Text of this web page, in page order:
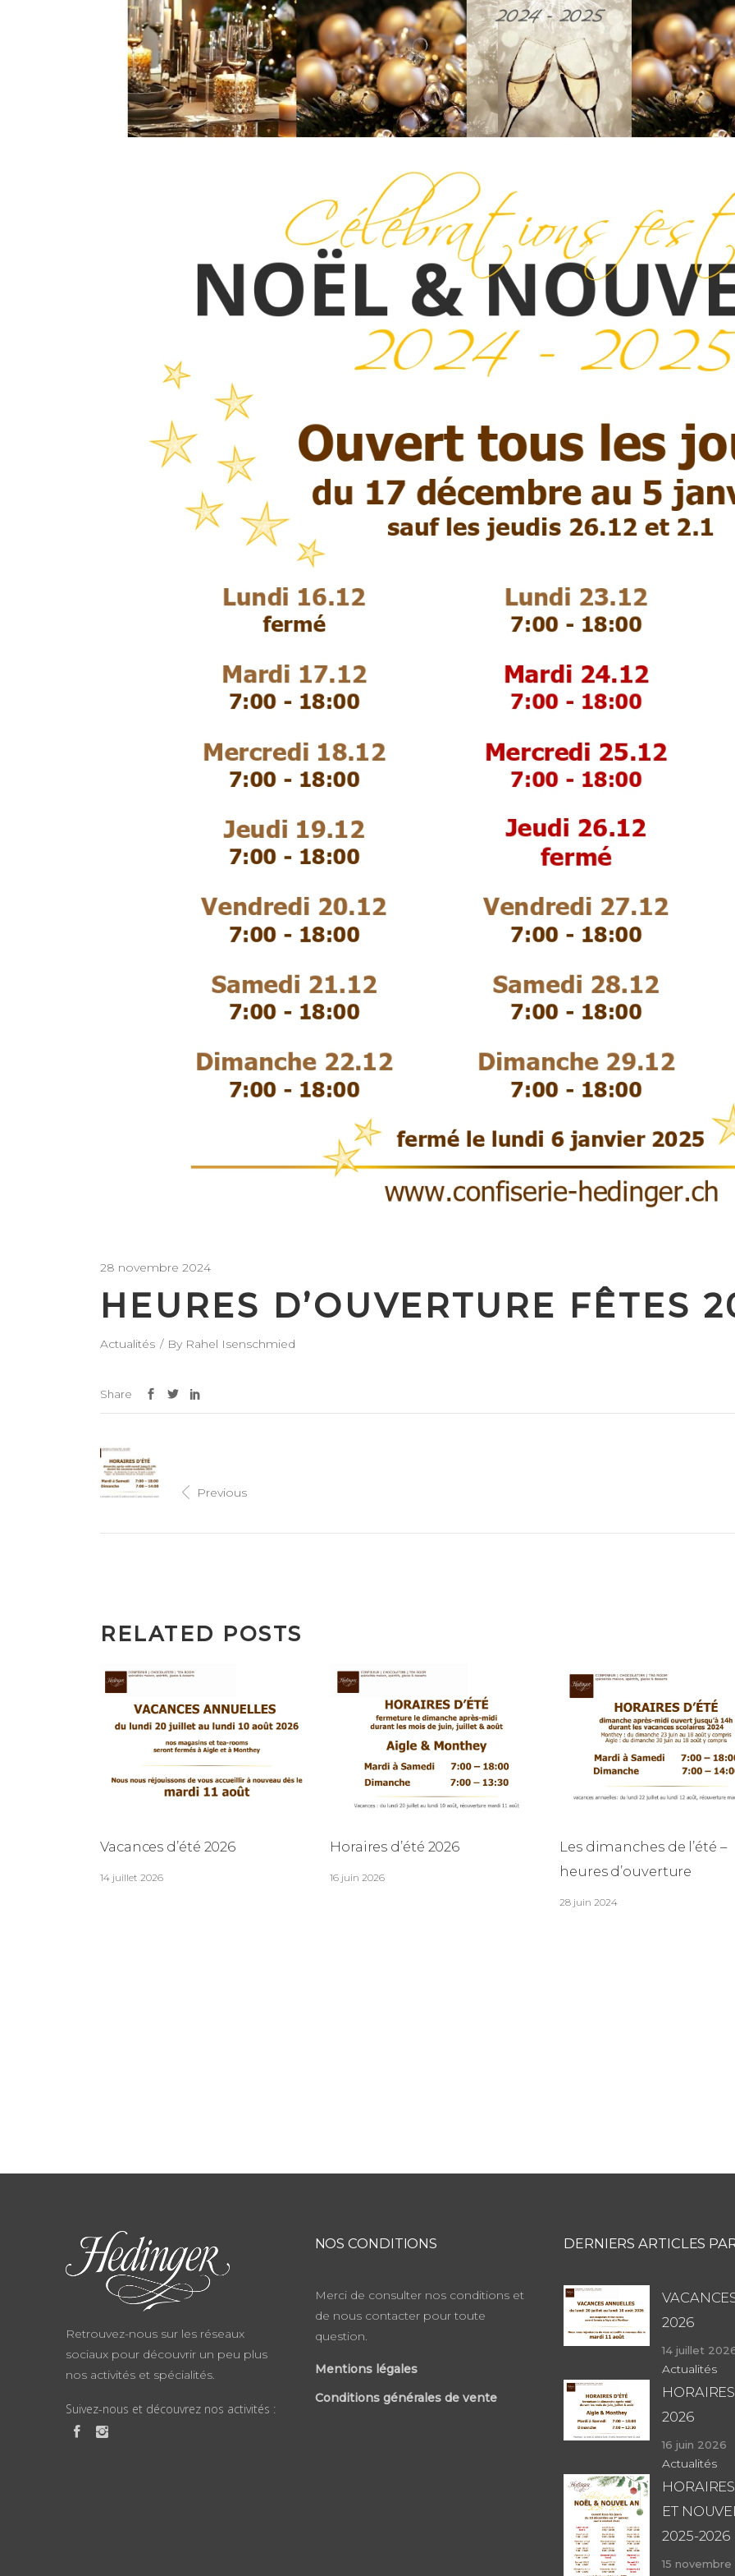
28 novembre 2024
HEURES D’OUVERTURE FÊTES
Actualités By Rahel Isenschmied
Share
Previous
RELATED POSTS
Vacances d’été 2026
14 juillet 2026
Horaires d’été 2026
16 juin 2026
Les dimanches de l’été –
heures d’ouverture
28 juin 2024
Retrouvez-nous sur les réseaux
sociaux pour découvrir un peu plus
nos activités et spécialités.
Suivez-nous et découvrez nos activités :
NOS CONDITIONS
Merci de consulter nos conditions et
de nous contacter pour toute
question.
Mentions légales
Conditions générales de vente
DERNIERS ARTICLES
2026
14 juillet
Actualités
2026
16 juin 2026
Actualités
ET
2025-2026
15